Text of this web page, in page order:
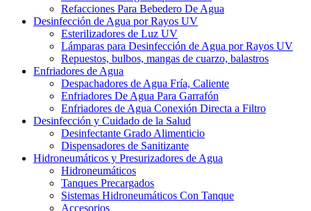
Refacciones Para Bebedero De Agua
Desinfección de Agua por Rayos UV
Esterilizadores de Luz UV
Lámparas para Desinfección de Agua por Rayos UV
Repuestos, bulbos, mangas de cuarzo, balastros
Enfriadores de Agua
Despachadores de Agua Fría, Caliente
Enfriadores De Agua Para Garrafón
Enfriadores de Agua Conexión Directa a Filtro
Desinfección y Cuidado de la Salud
Desinfectante Grado Alimenticio
Dispensadores de Sanitizante
Hidroneumáticos y Presurizadores de Agua
Hidroneumáticos
Tanques Precargados
Sistemas Hidroneumáticos Con Tanque
Accesorios